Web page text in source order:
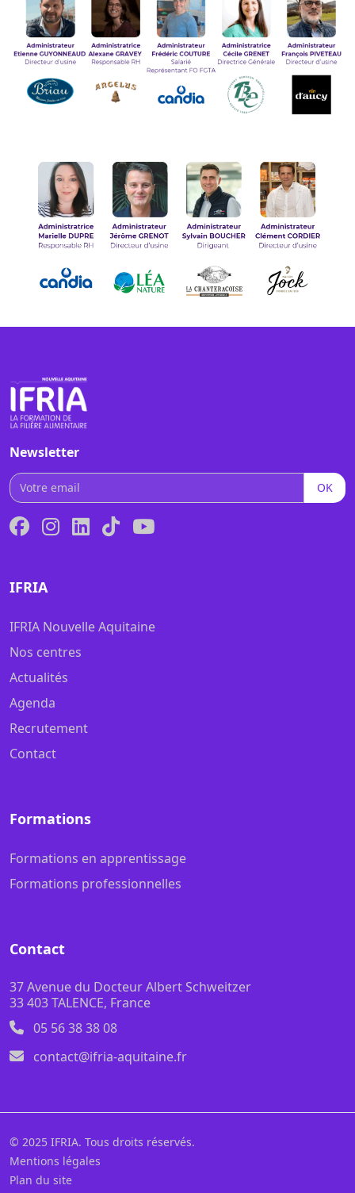
Newsletter
OK
IFRIA
IFRIA Nouvelle Aquitaine
Nos centres
Actualités
Agenda
Recrutement
Contact
Formations
Formations en apprentissage
Formations professionnelles
Contact
37 Avenue du Docteur Albert Schweitzer
33 403 TALENCE, France
05 56 38 38 08
contact@ifria-aquitaine.fr
© 2025 IFRIA. Tous droits réservés.
Mentions légales
Plan du site